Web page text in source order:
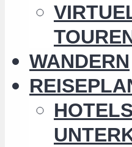
WANDERN